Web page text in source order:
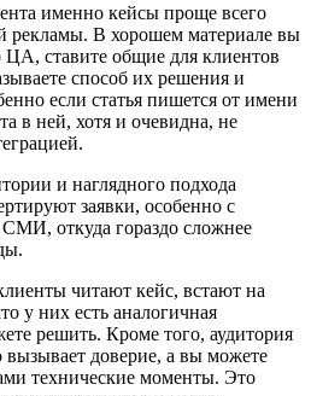
именно кейсы проще всего
рекламы. В хорошем материале вы
ставите общие для клиентов
способ их решения и
если статья пишется от имени
в ней, хотя и очевидна, не
и наглядного подхода
заявки, особенно с
откуда гораздо сложнее
читают кейс, встают на
у них есть аналогичная
решить. Кроме того, аудитория
вызывает доверие, а вы можете
технические моменты. Это